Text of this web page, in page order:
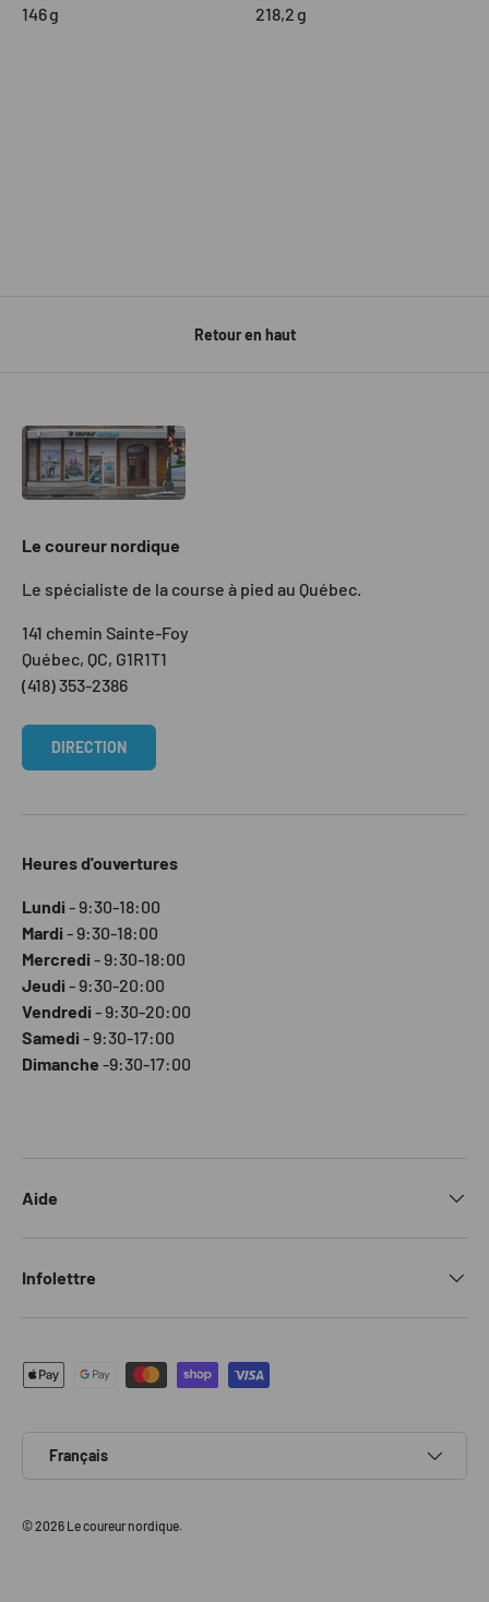
146g 218,2 g
Retour en haut
Le coureur nordique
Le spécialiste de la course à pied au Québec.
141 chemin Sainte-Foy
Québec, QC, G1R1T1
(418) 353-2386
DIRECTION
Heures d'ouvertures
Lundi - 9:30-18:00
Mardi - 9:30-18:00
Mercredi - 9:30-18:00
Jeudi - 9:30-20:00
Vendredi - 9:30-20:00
Samedi - 9:30-17:00
Dimanche -9:30-17:00
Aide
Infolettre
Moyens de paiement acceptés
Français
© 2026 Le coureur nordique.